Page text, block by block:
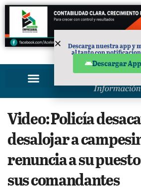
PUBLICIDAD
Video: Policía
desalojar a
renuncia a su
sus comandantes
Descarga nuestra app y
al tanto con
Descargar App